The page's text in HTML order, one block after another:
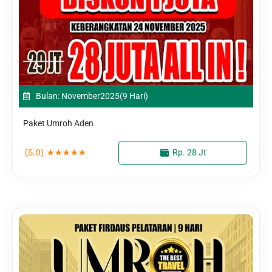
Bulan: November2025(9 Hari)
Paket Umroh Aden
(5.0) ★★★★★ Rp. 28 Jt